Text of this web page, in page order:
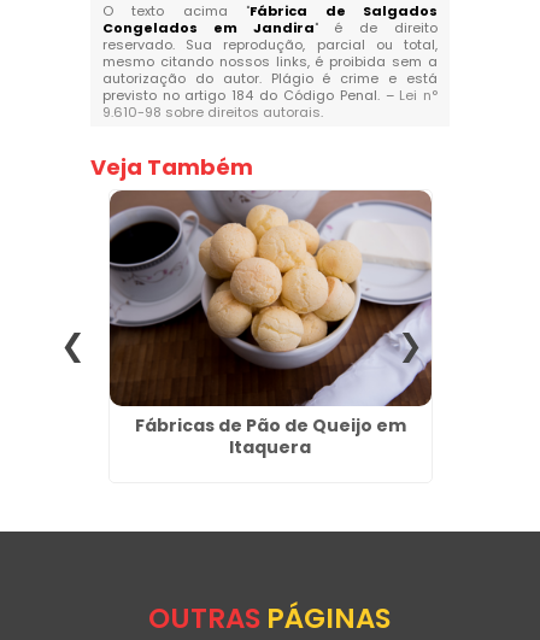
O texto acima "Fábrica de Salgados
Congelados em Jandira" é de direito
reservado. Sua reprodução, parcial ou total,
mesmo citando nossos links, é proibida sem a
autorização do autor. Plágio é crime e está
previsto no artigo 184 do Código Penal. – Lei n°
9.610-98 sobre direitos autorais.
Veja Também
Fábricas de Pão de Queijo em
Itaquera
OUTRAS PÁGINAS